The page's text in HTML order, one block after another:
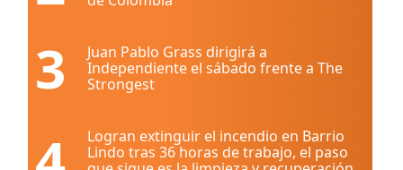
3
Juan Pablo Grass dirigirá a
Independiente el sábado frente a The
Strongest
Logran extinguir el incendio en Barrio
Lindo tras 36 horas de trabajo, el paso